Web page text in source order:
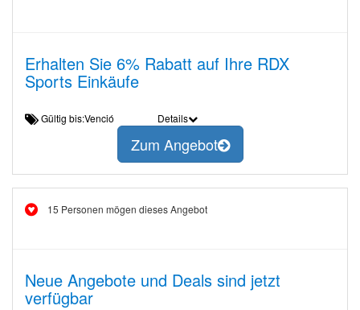
Erhalten Sie 6% Rabatt auf Ihre RDX
Sports Einkäufe
Gültig bis:Venció Details
Zum Angebot
15 Personen mögen dieses Angebot
Neue Angebote und Deals sind jetzt
verfügbar